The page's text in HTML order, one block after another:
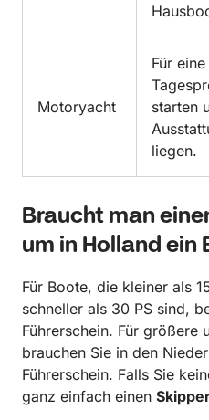
Motoryacht
Für
starten
liegen.
Braucht man
um in Holland ein
Für Boote, die kleiner als
schneller als 30 PS sind,
Führerschein. Für größere
brauchen Sie in den
Führerschein. Falls Sie
ganz einfach einen